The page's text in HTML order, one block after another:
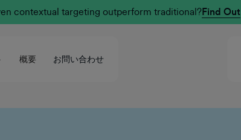
contextual targeting outperform traditional?Find Out
概要 お問い合わせ